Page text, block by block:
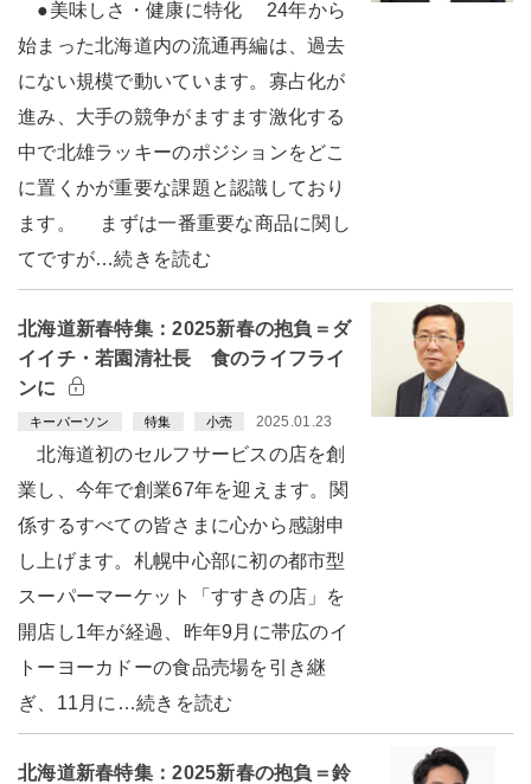
●美味しさ・健康に特化 24年から
始まった北海道内の流通再編は、過去
にない規模で動いています。寡占化が
進み、大手の競争がますます激化する
中で北雄ラッキーのポジションをどこ
に置くかが重要な課題と認識しており
ます。 まずは一番重要な商品に関し
てですが…続きを読む
北海道新春特集：2025新春の抱負＝ダ
イイチ・若園清社長 食のライフライ
ンに
キーパーソン 特集 小売 2025.01.23
北海道初のセルフサービスの店を創
業し、今年で創業67年を迎えます。関
係するすべての皆さまに心から感謝申
し上げます。札幌中心部に初の都市型
スーパーマーケット「すすきの店」を
開店し1年が経過、昨年9月に帯広のイ
トーヨーカドーの食品売場を引き継
ぎ、11月に…続きを読む
北海道新春特集：2025新春の抱負＝鈴